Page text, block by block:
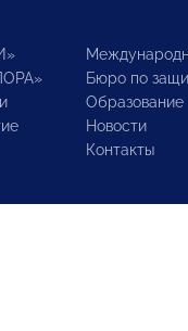
Бюро по
Образование
Новости
Контакты